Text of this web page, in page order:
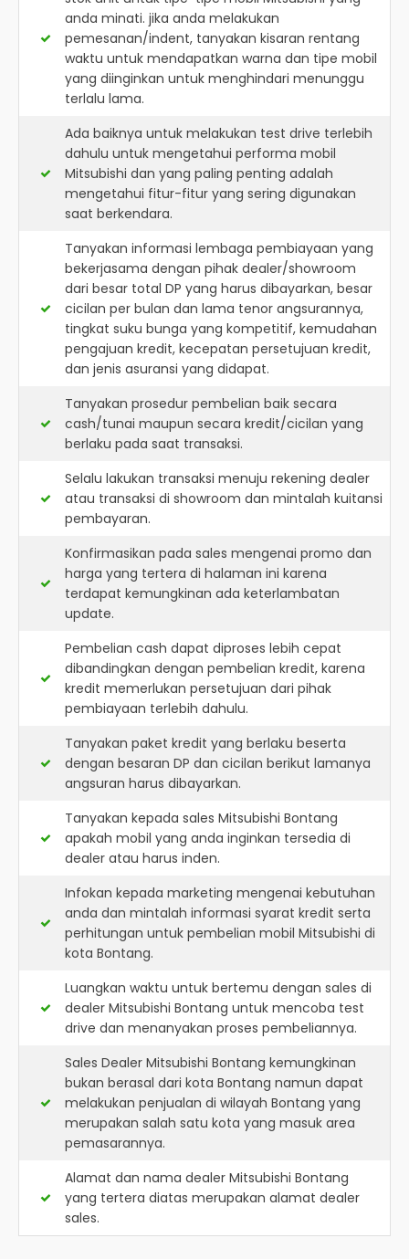
anda minati. jika anda melakukan
pemesanan/indent, tanyakan kisaran rentang
waktu untuk mendapatkan warna dan tipe mobil
yang diinginkan untuk menghindari menunggu
terlalu lama.
Ada baiknya untuk melakukan test drive terlebih
dahulu untuk mengetahui performa mobil
Mitsubishi dan yang paling penting adalah
mengetahui fitur-fitur yang sering digunakan
saat berkendara.
Tanyakan informasi lembaga pembiayaan yang
bekerjasama dengan pihak dealer/showroom
dari besar total DP yang harus dibayarkan, besar
cicilan per bulan dan lama tenor angsurannya,
tingkat suku bunga yang kompetitif, kemudahan
pengajuan kredit, kecepatan persetujuan kredit,
dan jenis asuransi yang didapat.
Tanyakan prosedur pembelian baik secara
cash/tunai maupun secara kredit/cicilan yang
berlaku pada saat transaksi.
Selalu lakukan transaksi menuju rekening dealer
atau transaksi di showroom dan mintalah kuitansi
pembayaran.
Konfirmasikan pada sales mengenai promo dan
harga yang tertera di halaman ini karena
terdapat kemungkinan ada keterlambatan
update.
Pembelian cash dapat diproses lebih cepat
dibandingkan dengan pembelian kredit, karena
kredit memerlukan persetujuan dari pihak
pembiayaan terlebih dahulu.
Tanyakan paket kredit yang berlaku beserta
dengan besaran DP dan cicilan berikut lamanya
angsuran harus dibayarkan.
Tanyakan kepada sales Mitsubishi Bontang
apakah mobil yang anda inginkan tersedia di
dealer atau harus inden.
Infokan kepada marketing mengenai kebutuhan
anda dan mintalah informasi syarat kredit serta
perhitungan untuk pembelian mobil Mitsubishi di
kota Bontang.
Luangkan waktu untuk bertemu dengan sales di
dealer Mitsubishi Bontang untuk mencoba test
drive dan menanyakan proses pembeliannya.
Sales Dealer Mitsubishi Bontang kemungkinan
bukan berasal dari kota Bontang namun dapat
melakukan penjualan di wilayah Bontang yang
merupakan salah satu kota yang masuk area
pemasarannya.
Alamat dan nama dealer Mitsubishi Bontang
yang tertera diatas merupakan alamat dealer
sales.